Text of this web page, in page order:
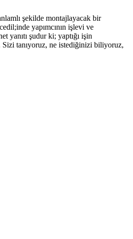
şekilde montajlayacak bir
yapımcının işlevi ve
şudur ki; yaptığı işin
tanıyoruz, ne istediğinizi biliyoruz,